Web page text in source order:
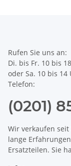
Rufen Sie uns an:
Di. bis Fr. 10 bis
oder Sa. 10 bis 14
Telefon:
(0201)
Wir verkaufen
lange
Ersatzteilen. Sie